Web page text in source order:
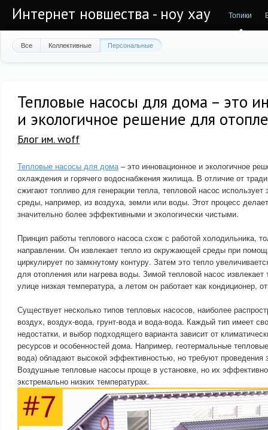
Интернет новшества - ноу хау Топики
Все Коллективные Персональные
Тепловые насосы для дома – это
и экологичное решение для
Блог им. woff
Тепловые насосы для дома– это инновационное и экологичное
охлаждения и горячего водоснабжения жилища. В отличие от
сжигают топливо для генерации тепла, тепловой насос
среды, например, из воздуха, земли или воды. Этот процесс
значительно более эффективными и экологически чистыми.
Принцип работы теплового насоса схож с работой холодильника,
направлении. Он извлекает тепло из окружающей среды при
циркулирует по замкнутому контуру. Затем это тепло
для отопления или нагрева воды. Зимой тепловой насос
улице низкая температура, а летом он работает как кондиционер,
Существует несколько типов тепловых насосов, наиболее
воздух, воздух-вода, грунт-вода и вода-вода. Каждый тип имеет
недостатки, и выбор подходящего варианта зависит от
ресурсов и особенностей дома. Например, геотермальные
вода) обладают высокой эффективностью, но требуют проведения
Воздушные тепловые насосы проще в установке, но их
экстремально низких температурах.